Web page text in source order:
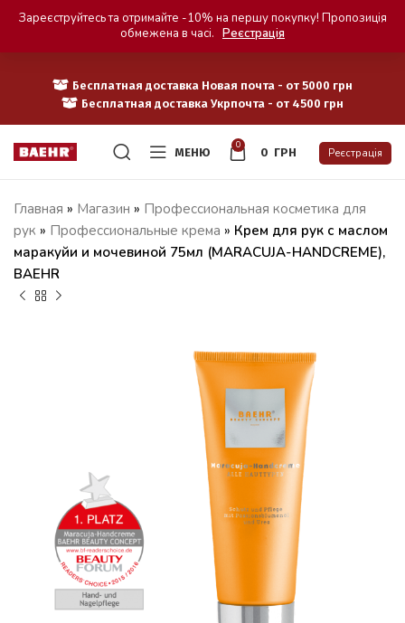
Бесплатная доставка Новая почта - от 5000 грн
Бесплатная доставка Укрпочта - от 4500 грн
МЕНЮ
0
0 ГРН Реєстрація
Главная » Магазин » Профессиональная косметика для
рук » Профессиональные крема » Крем для рук с маслом
маракуйи и мочевиной 75мл (MARACUJA-HANDCREME),
BAEHR
Зареєструйтесь та отримайте -10% на першу покупку! Пропозиція
обмежена в часі. Реєстрація